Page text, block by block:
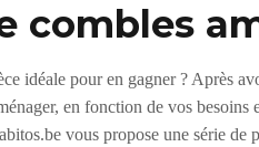
combles
idéale pour en gagner ? Après
en fonction de vos
vous propose une série de